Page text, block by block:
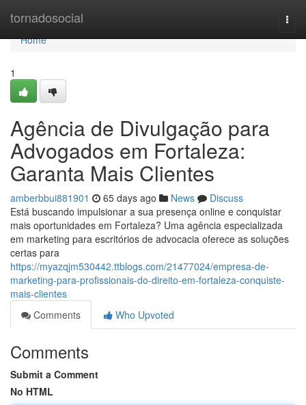
tornadosocial
Home
Home
1
Agência de Divulgação para
Advogados em Fortaleza:
Garanta Mais Clientes
amberbbui881901 65 days ago News
Discuss
Está buscando impulsionar a sua presença online e conquistar
mais oportunidades em Fortaleza? Uma agência especializada
em marketing para escritórios de advocacia oferece as soluções
certas para
https://myazqjm530442.ttblogs.com/21477024/empresa-de-
marketing-para-profissionais-do-direito-em-fortaleza-conquiste-
mais-clientes
Comments
Who Upvoted
Comments
Submit a Comment
No HTML